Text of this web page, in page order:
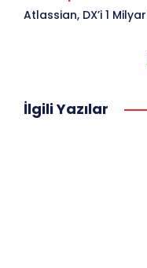
Atlassian, DX’i 1
İlgili Yazılar